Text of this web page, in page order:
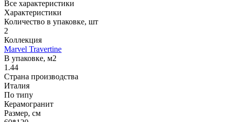
Все характеристики
Характеристики
Количество в упаковке, шт
2
Коллекция
Marvel Travertine
В упаковке, м2
1.44
Страна производства
Италия
По типу
Керамогранит
Размер, см